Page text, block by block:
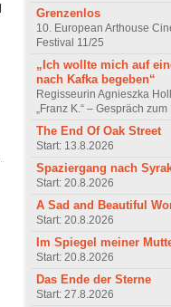
Grenzenlos
10. European Arthouse
Festival 11/25
„Ich wollte mich auf
nach Kafka begeben“
Regisseurin Agnieszka
„Franz K.“ – Gespräch
The End Of Oak Street
Start: 13.8.2026
Spaziergang nach
Start: 20.8.2026
A Sad and Beautiful
Start: 20.8.2026
Im Spiegel meiner
Start: 20.8.2026
Das Ende der Sterne
Start: 27.8.2026